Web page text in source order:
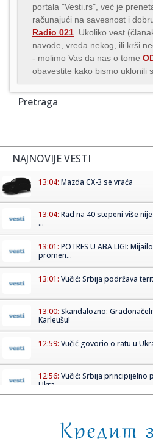
portala "Vesti.rs", već je
računajući na savesnost i
Radio 021 . Ukoliko vest
navode, vređa nekog, ili krši
- molimo Vas da nas o tome
obavestite kako bismo uklonili
Pretraga
NAJNOVIJE VESTI
13:04: Mazda CX-3 se vraća
13:04: Rad na 40 stepeni više
...
13:01: POTRES U ABA LIGI:
promen...
13:01: Vučić: Srbija podržava
13:00: Skandalozno:
Karleušu!
12:59: Vučić govorio o ratu u
12:56: Vučić: Srbija principijelno
Ukra...